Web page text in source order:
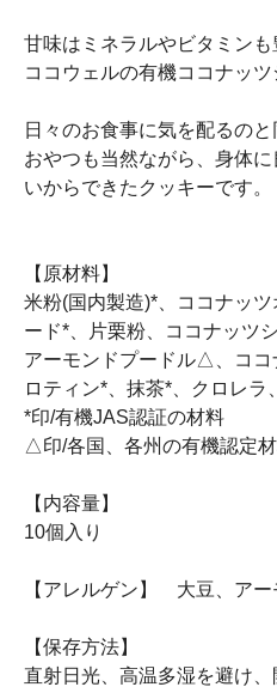
甘味はミネラルやビタミン
ココウェルの有機ココナッツ
日々のお食事に気を配るのと
おやつも当然ながら、身体
いからできたクッキーです。
【原材料】
米粉(国内製造)*、ココナッ
ード*、片栗粉、ココナッツシ
アーモンドプードル△、コ
ロティン*、抹茶*、クロレラ
*印/有機JAS認証の材料
△印/各国、各州の有機認定
【内容量】
10個入り
【アレルゲン】 大豆、アー
【保存方法】
直射日光、高温多湿を避け